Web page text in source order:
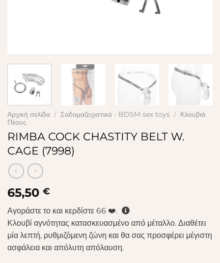
Αρχική σελίδα / Σαδομαζοχιστικά - BDSM sex toys / Κλουβιά
Πέους
RIMBA COCK CHASTITY BELT W.
CAGE (7998)
65,50 €
Αγοράστε το και κερδίστε 66 ❤️.
Κλουβί αγνότητας κατασκευασμένο από μέταλλο. Διαθέτει
μία λεπτή, ρυθμιζόμενη ζώνη και θα σας προσφέρει μέγιστη
ασφάλεια και απόλυτη απόλαυση.